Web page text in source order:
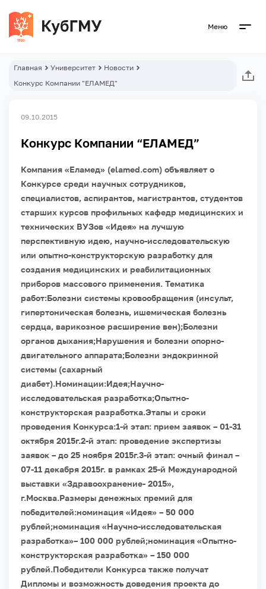
Меню
Главная Университет
Новости
Конкурс Компании "ЕЛАМЕД"
09.10.2015
Конкурс Компании “ЕЛАМЕД”
Компания «Еламед» (elamed.com) объявляет о
Конкурсе среди научных сотрудников,
специалистов, аспирантов, магистрантов, студентов
старших курсов профильных кафедр медицинских и
технических ВУЗов «Идея» на лучшую
перспективную идею, научно-исследовательскую
или опытно-конструкторскую разработку для
создания медицинских и реабилитационных
приборов массового применения. Тематика
работ:Болезни системы кровообращения (инсульт,
гипертоническая болезнь, ишемическая болезнь
сердца, варикозное расширение вен);Болезни
органов дыхания;Нарушения и болезни опорно-
двигательного аппарата;Болезни эндокринной
системы (сахарный
диабет).Номинации:Идея;Научно-
исследовательская разработка;Опытно-
конструкторская разработка.Этапы и сроки
проведения Конкурса:1-й этап: прием заявок – 01-31
октября 2015г.2-й этап: проведение экспертизы
заявок – до 25 ноября 2015г.3-й этап: очный финал –
07-11 декабря 2015г. в рамках 25-й Международной
выставки «Здравоохранение- 2015»,
г.Москва.Размеры денежных премий для
победителей:номинация «Идея» – 50 000
рублей;номинация «Научно-исследовательская
разработка»– 100 000 рублей;номинация «Опытно-
конструкторская разработка» – 150 000
рублей.Победители Конкурса также получат
Дипломы и возможность доведения проекта до